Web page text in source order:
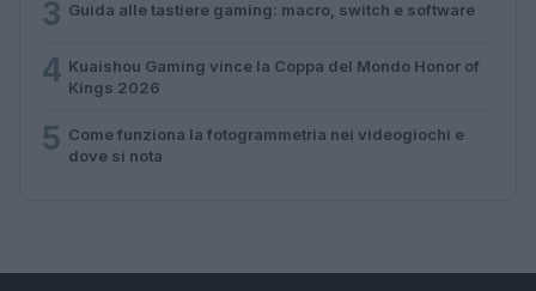
3 Guida alle tastiere gaming: macro, switch e software
4 Kuaishou Gaming vince la Coppa del Mondo Honor of
Kings 2026
5 Come funziona la fotogrammetria nei videogiochi e
dove si nota